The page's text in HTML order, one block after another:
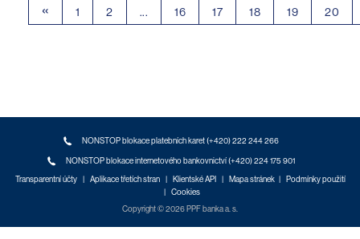
« 1 2 ... 16 17 18 19 20
NONSTOP blokace platebních karet (+420) 222 244 266
NONSTOP blokace internetového bankovnictví (+420) 224 175 901
Transparentní účty | Aplikace třetích stran | Klientské API | Mapa stránek |
Podmínky použití
|
Cookies
Copyright © 2026 PPF banka a. s.